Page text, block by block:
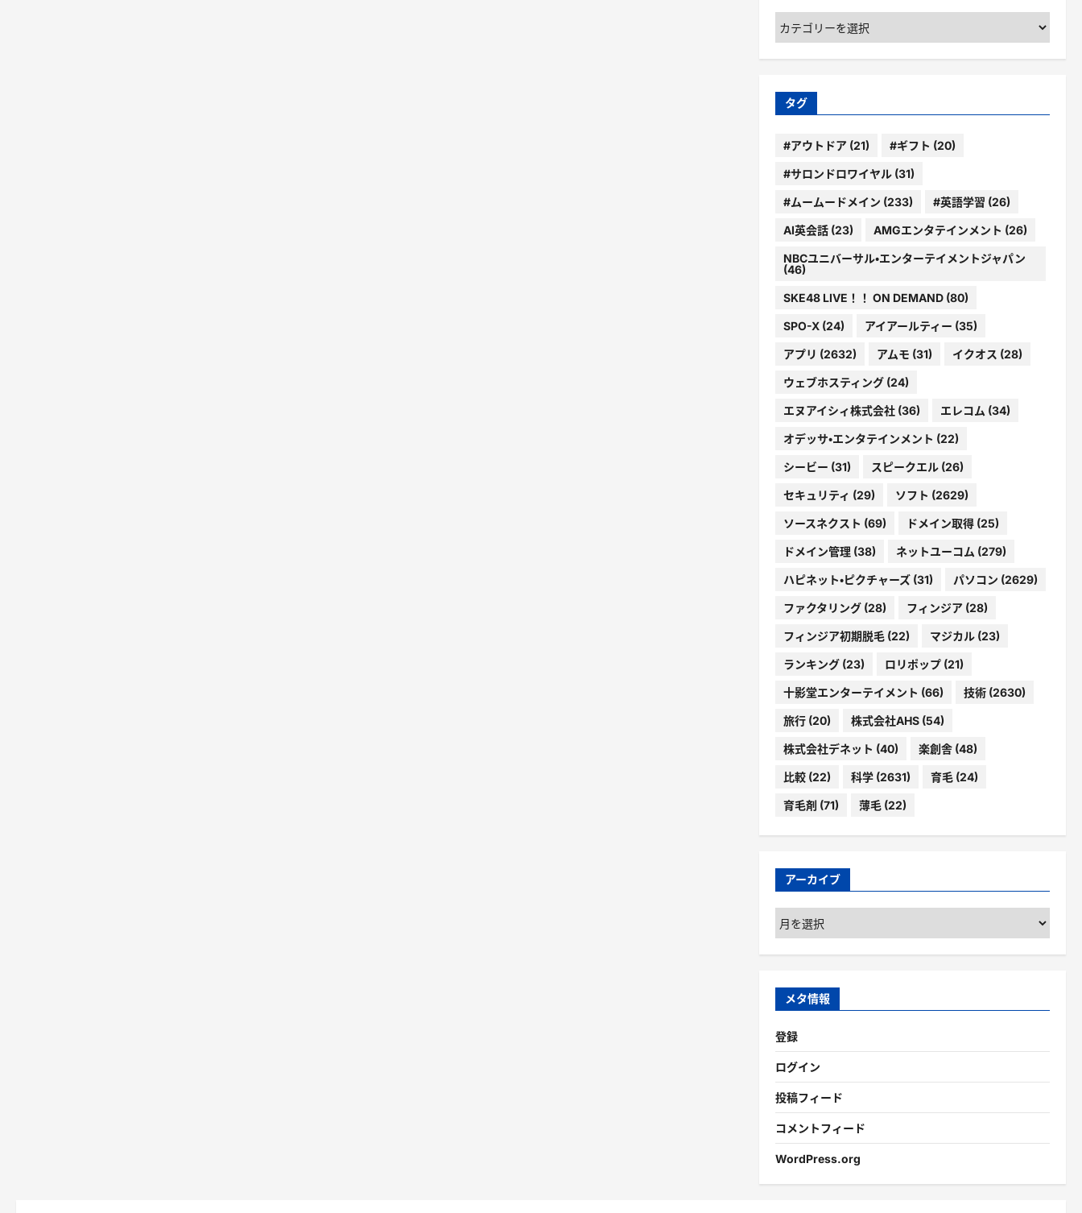
カ
テ
ゴ
ー
タグ
#アウトドア(21) #ギフト (20)
#サロンドロワイヤル(31)
#ムームードメイン (233) #英語学習 (26)
AI英会話(23) AMGエンタテインメント (26)
NBCユニバーサル・エンターテイメントジャパン
(46)
SKE48 LIVE！！ ON DEMAND(80)
SPO-X(24) アイアールティー (35)
アプリ (2632) アムモ (31) イクオス (28)
ウェブホスティング(24)
エヌアイシィ株式会社(36) エレコム (34)
オデッサ・エンタテインメント (22)
シービー (31) スピークエル(26)
セキュリティ (29) ソフト (2629)
ソースネクスト (69) ドメイン取得(25)
ドメイン管理(38) ネットユーコム (279)
ハピネット・ピクチャーズ(31) パソコン (2629)
ファクタリング(28) フィンジア(28)
フィンジア初期脱毛(22) マジカル(23)
ランキング(23) ロリポップ(21)
十影堂エンターテイメント (66) 技術(2630)
旅行(20) 株式会社AHS(54)
株式会社デネット (40) 楽創舎(48)
比較(22) 科学(2631) 育毛(24)
育毛剤 (71) 薄毛(22)
アーカイブ
ア
ー
カ
ブ
メタ情報
登録
ログイン
投稿フィード
コメントフィード
WordPress.org